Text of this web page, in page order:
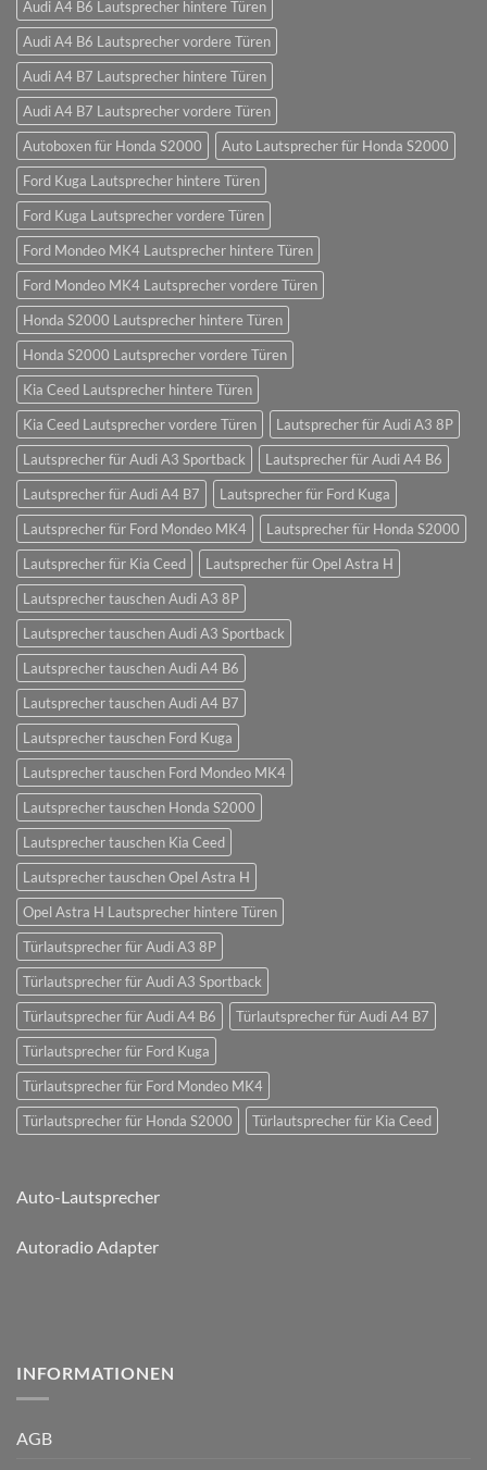
Audi A4 B6 Lautsprecher hintere Türen
Audi A4 B6 Lautsprecher vordere Türen
Audi A4 B7 Lautsprecher hintere Türen
Audi A4 B7 Lautsprecher vordere Türen
Autoboxen für Honda S2000
Auto Lautsprecher für Honda S2000
Ford Kuga Lautsprecher hintere Türen
Ford Kuga Lautsprecher vordere Türen
Ford Mondeo MK4 Lautsprecher hintere Türen
Ford Mondeo MK4 Lautsprecher vordere Türen
Honda S2000 Lautsprecher hintere Türen
Honda S2000 Lautsprecher vordere Türen
Kia Ceed Lautsprecher hintere Türen
Kia Ceed Lautsprecher vordere Türen
Lautsprecher für Audi A3 8P
Lautsprecher für Audi A3 Sportback
Lautsprecher für Audi A4 B6
Lautsprecher für Audi A4 B7
Lautsprecher für Ford Kuga
Lautsprecher für Ford Mondeo MK4
Lautsprecher für Honda S2000
Lautsprecher für Kia Ceed
Lautsprecher für Opel Astra H
Lautsprecher tauschen Audi A3 8P
Lautsprecher tauschen Audi A3 Sportback
Lautsprecher tauschen Audi A4 B6
Lautsprecher tauschen Audi A4 B7
Lautsprecher tauschen Ford Kuga
Lautsprecher tauschen Ford Mondeo MK4
Lautsprecher tauschen Honda S2000
Lautsprecher tauschen Kia Ceed
Lautsprecher tauschen Opel Astra H
Opel Astra H Lautsprecher hintere Türen
Türlautsprecher für Audi A3 8P
Türlautsprecher für Audi A3 Sportback
Türlautsprecher für Audi A4 B6
Türlautsprecher für Audi A4 B7
Türlautsprecher für Ford Kuga
Türlautsprecher für Ford Mondeo MK4
Türlautsprecher für Honda S2000
Türlautsprecher für Kia Ceed
Auto-Lautsprecher
Autoradio Adapter
INFORMATIONEN
AGB